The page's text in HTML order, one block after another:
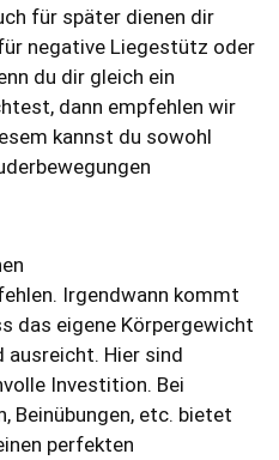
für später dienen dir
negative Liegestütz oder
du dir gleich ein
dann empfehlen wir
kannst du sowohl
Irgendwann kommt
das eigene Körpergewicht
ausreicht. Hier sind
Investition. Bei
Beinübungen, etc. bietet
perfekten